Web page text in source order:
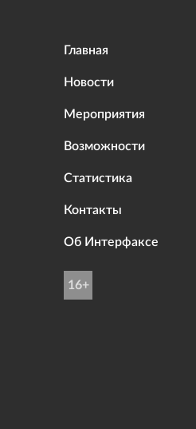
Главная
Новости
Мероприятия
Возможности
Статистика
Контакты
Об Интерфаксе
16+